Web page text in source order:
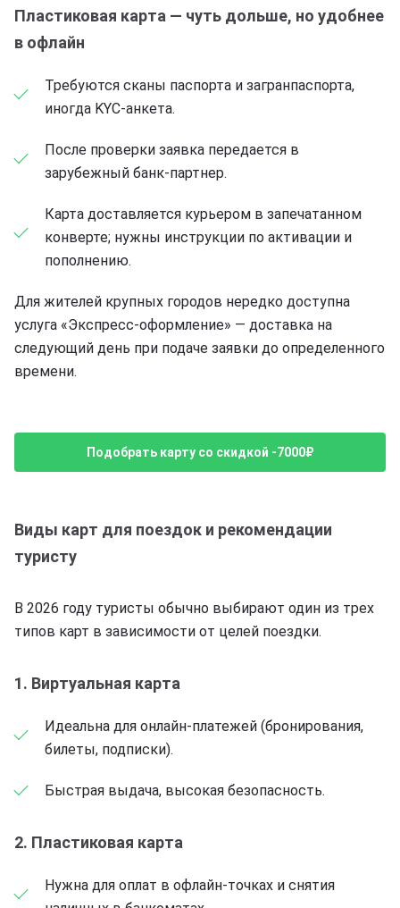
Пластиковая карта — чуть дольше, но удобнее
в офлайн
Требуются сканы паспорта и загранпаспорта,
иногда KYC-анкета.
После проверки заявка передается в
зарубежный банк-партнер.
Карта доставляется курьером в запечатанном
конверте; нужны инструкции по активации и
пополнению.
Для жителей крупных городов нередко доступна
услуга «Экспресс-оформление» — доставка на
следующий день при подаче заявки до определенного
времени.
Подобрать карту со скидкой -7000₽
Виды карт для поездок и рекомендации
туристу
В 2026 году туристы обычно выбирают один из трех
типов карт в зависимости от целей поездки.
1. Виртуальная карта
Идеальна для онлайн-платежей (бронирования,
билеты, подписки).
Быстрая выдача, высокая безопасность.
2. Пластиковая карта
Нужна для оплат в офлайн-точках и снятия